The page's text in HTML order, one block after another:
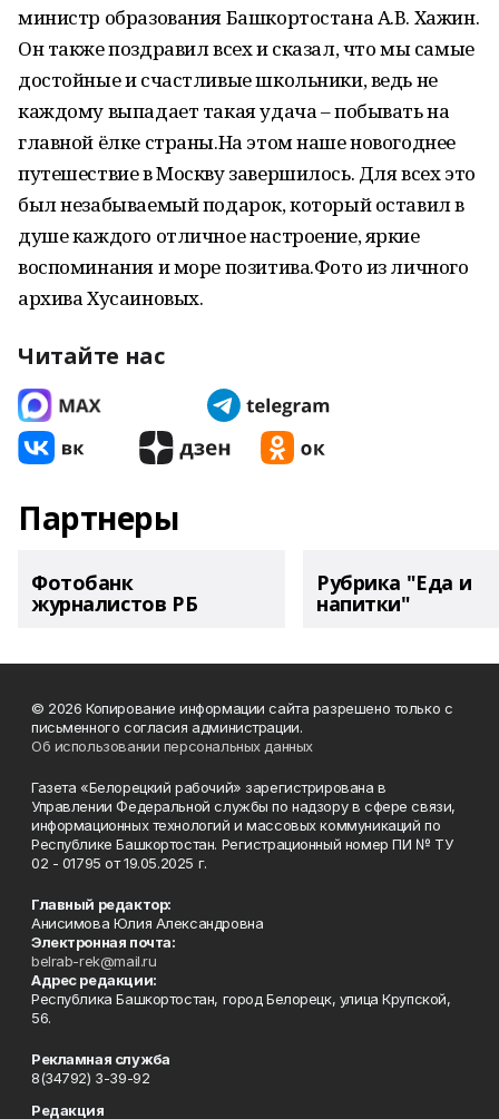
министр образования Башкортостана А.В. Хажин.
Он также поздравил всех и сказал, что мы самые
достойные и счастливые школьники, ведь не
каждому выпадает такая удача – побывать на
главной ёлке страны.На этом наше новогоднее
путешествие в Москву завершилось. Для всех это
был незабываемый подарок, который оставил в
душе каждого отличное настроение, яркие
воспоминания и море позитива.Фото из личного
архива Хусаиновых.
Читайте нас
Партнеры
Фотобанк
журналистов РБ
Рубрика "Еда и
напитки"
© 2026 Копирование информации сайта разрешено только с
письменного согласия администрации.
Об использовании персональных данных
Газета «Белорецкий рабочий» зарегистрирована в
Управлении Федеральной службы по надзору в сфере связи,
информационных технологий и массовых коммуникаций по
Республике Башкортостан. Регистрационный номер ПИ № ТУ
02 - 01795 от 19.05.2025 г.
Главный редактор:
Анисимова Юлия Александровна
Электронная почта:
belrab-rek@mail.ru
Адрес редакции:
Республика Башкортостан, город Белорецк, улица Крупской,
56.
Рекламная служба
8(34792) 3-39-92
Редакция